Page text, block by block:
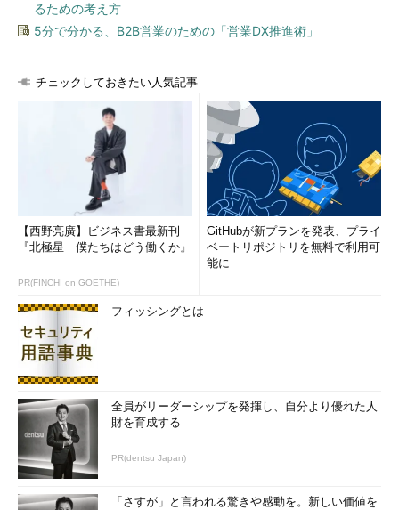
アイデンティティ・プロビジョニングについては、APIのスキ
定作業は主に海外で進んでいるため、日本においてはいくつかの
課題があるという。「複雑な組織構造、兼務、役職が存在した
り、読み仮名や入社日など、日本が持つ特有の要素に対応しきれ
ていない」（浅賀氏）。これについては現在OpenIDファウンデ
ーション・ジャパンにて拡張スキーマを定義し、ガイドラインを
公開、企業向けに標準化を進めているという。
マネージャー 浅賀功次氏（撮影：まっちゃだいふく氏）
子どもたちにも使える強力な認証って存在するの？
2つ目のセッションはOWASP Kansai
Chapter Leaderの斉藤太一氏が担当し
るための考え方
5分で分かる、B2B営業のための「営業DX推進術」
チェックしておきたい人気記事
【西野亮廣】ビジネス書最新刊
『北極星 僕たちはどう働くか』
PR(FINCHI on GOETHE)
GitHubが新プランを発表、プライ
ベートリポジトリを無料で利用可
能に
フィッシングとは
全員がリーダーシップを発揮し、自分より優れた人
財を育成する
PR(dentsu Japan)
「さすが」と言われる驚きや感動を。新しい価値を